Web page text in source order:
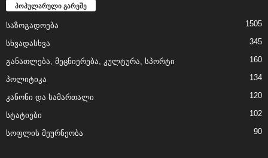
პოპულარული გარეშე
საზოგადოება 1505
სხვადასხვა 345
განათლება, მეცნიერება, კულტურა, სპორტი 160
პოლიტიკა 134
კანონი და სამართალი 120
სტატიები 102
სოფლის მეურნეობა 90